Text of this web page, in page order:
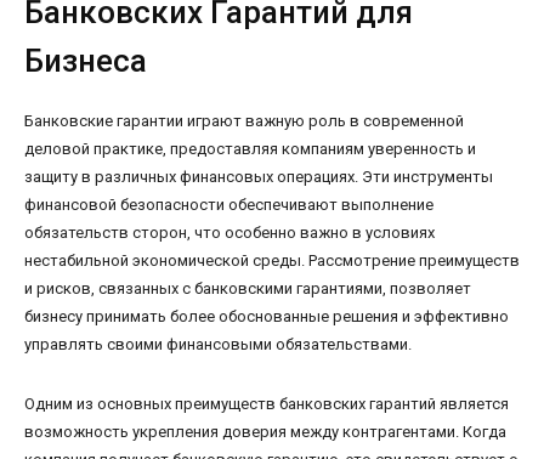
Банковских Гарантий для
Бизнеса
Банковские гарантии играют важную роль в современной
деловой практике, предоставляя компаниям уверенность и
защиту в различных финансовых операциях. Эти инструменты
финансовой безопасности обеспечивают выполнение
обязательств сторон, что особенно важно в условиях
нестабильной экономической среды. Рассмотрение преимуществ
и рисков, связанных с банковскими гарантиями, позволяет
бизнесу принимать более обоснованные решения и эффективно
управлять своими финансовыми обязательствами.
Одним из основных преимуществ банковских гарантий является
возможность укрепления доверия между контрагентами. Когда